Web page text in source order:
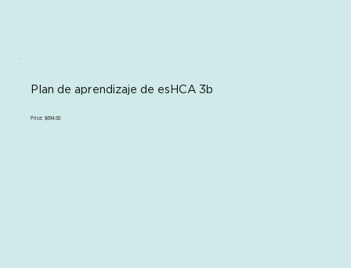
Plan de aprendizaje de esHCA 3b
Price: $694.00